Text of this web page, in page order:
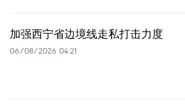
加强西宁省边境线走私打击力度
06/08/2026 04:21